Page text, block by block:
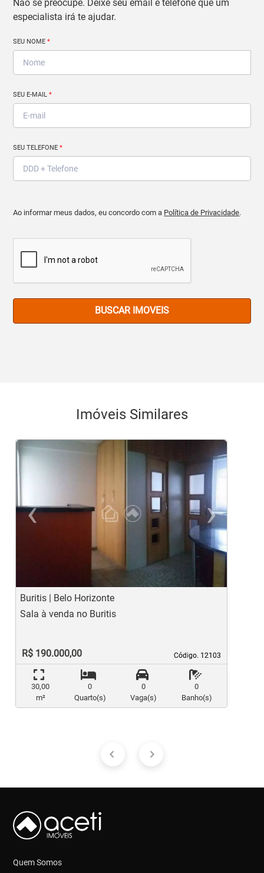
Não se preocupe. Deixe seu email e telefone que um
especialista irá te ajudar.
SEU NOME*
SEU E-MAIL*
SEU TELEFONE*
Ao informar meus dados, eu concordo com a Política de Privacidade.
BUSCAR IMOVEIS
Imóveis Similares
‹
Previous
›
Buritis | Belo Horizonte
Código. 12103
Código. 12103
Sala à venda no Buritis
R$ 190.000,00
30,00
m²
0
Quarto(s)
0
Vaga(s)
0
Banho(s)
Quem Somos